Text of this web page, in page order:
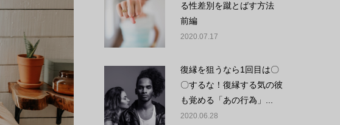
る性差別を蹴とばす方法
前編
2020.07.17
復縁を狙うなら1回目は〇
〇するな！復縁する気の彼
も覚める「あの行為」...
2020.06.28